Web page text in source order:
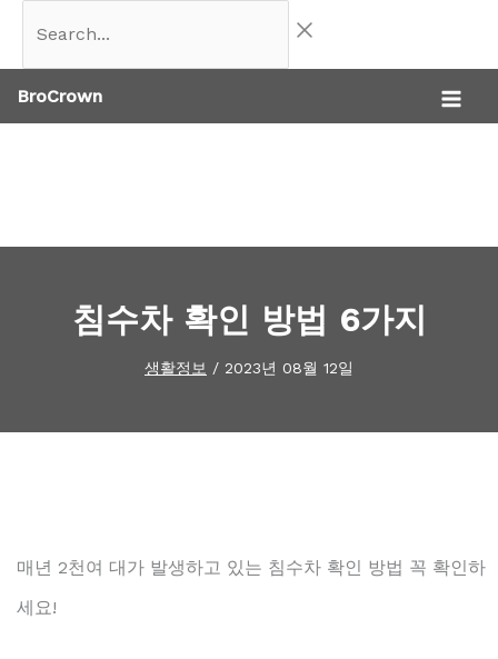
BroCrown
침수차 확인 방법 6가지
생활정보 / 2023년 08월 12일
매년 2천여 대가 발생하고 있는 침수차 확인 방법 꼭 확인하
세요!